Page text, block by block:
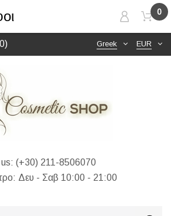
EUR
Greek
(+30) 211-8506070
Δευ - Σαβ 10:00 - 21:00
0